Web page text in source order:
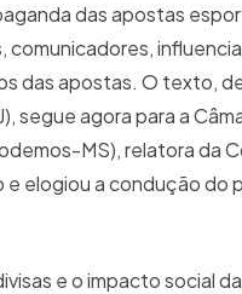
das apostas
das apostas. O texto,
segue agora para a
MS), relatora da
e elogiou a condução do
e o impacto social